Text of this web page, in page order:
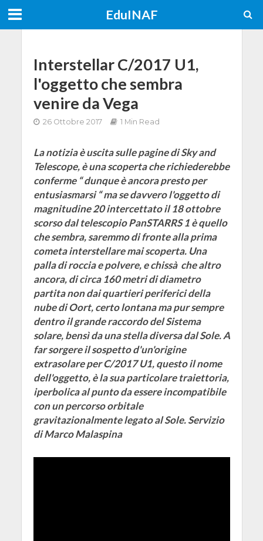
EduINAF
Interstellar C/2017 U1,
l'oggetto che sembra
venire da Vega
26 Ottobre 2017 1 Min Read
La notizia è uscita sulle pagine di Sky and
Telescope, è una scoperta che richiederebbe
conferme “ dunque è ancora presto per
entusiasmarsi “ ma se davvero l'oggetto di
magnitudine 20 intercettato il 18 ottobre
scorso dal telescopio PanSTARRS 1 è quello
che sembra, saremmo di fronte alla prima
cometa interstellare mai scoperta. Una
palla di roccia e polvere, e chissà che altro
ancora, di circa 160 metri di diametro
partita non dai quartieri periferici della
nube di Oort, certo lontana ma pur sempre
dentro il grande raccordo del Sistema
solare, bensì da una stella diversa dal Sole. A
far sorgere il sospetto d'un'origine
extrasolare per C/2017 U1, questo il nome
dell'oggetto, è la sua particolare traiettoria,
iperbolica al punto da essere incompatibile
con un percorso orbitale
gravitazionalmente legato al Sole. Servizio
di Marco Malaspina